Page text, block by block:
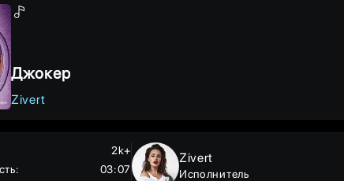
Джокер
Zivert
2k+
:
03:07
Zivert
Исполнитель